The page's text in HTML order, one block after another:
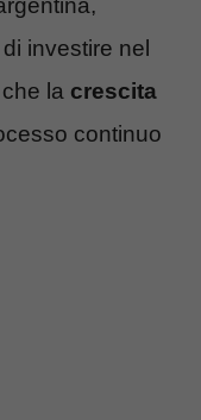
di investire nel
la crescita
continuo